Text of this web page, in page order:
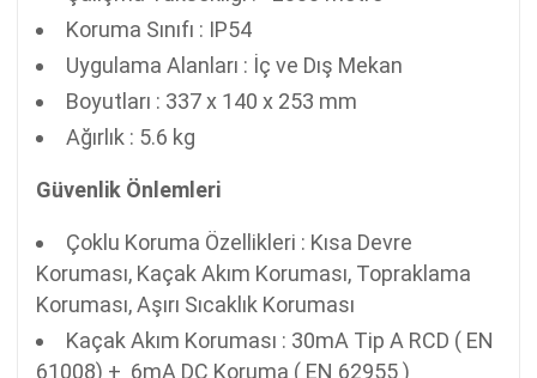
Koruma Sınıfı : IP54
Uygulama Alanları : İç ve Dış Mekan
Boyutları : 337 x 140 x 253 mm
Ağırlık : 5.6 kg
Güvenlik Önlemleri
Çoklu Koruma Özellikleri : Kısa Devre
Koruması, Kaçak Akım Koruması, Topraklama
Koruması, Aşırı Sıcaklık Koruması
Kaçak Akım Koruması : 30mA Tip A RCD ( EN
61008) + 6mA DC Koruma ( EN 62955 )